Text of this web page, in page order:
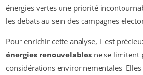
énergies vertes une priorité
les débats au sein des campagnes
Pour enrichir cette analyse, il est
énergies renouvelables ne se limitent
considérations environnementales.